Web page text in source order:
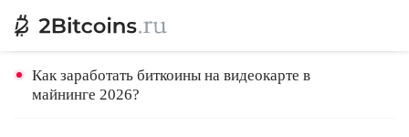
Как заработать биткоины на видеокарте в
майнинге 2026?